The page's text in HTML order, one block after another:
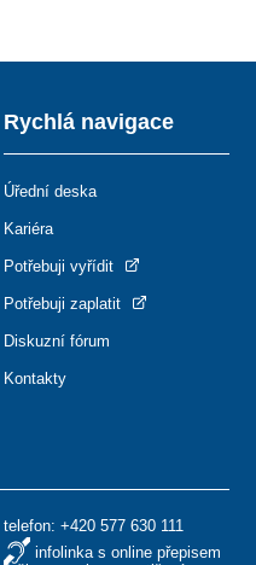
telefon: +420 577 630 111
infolinka s online přepisem
Rychlá navigace
Úřední deska
Kariéra
Potřebuji vyřídit
Potřebuji zaplatit
Diskuzní fórum
Kontakty